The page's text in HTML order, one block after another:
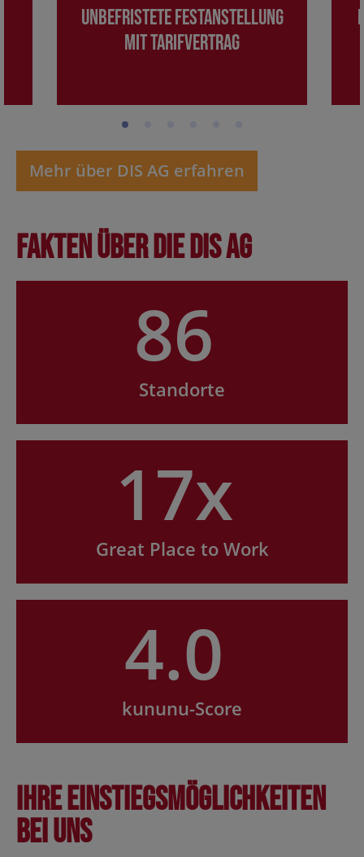
Unbefristete Festanstellung
mit Tarifvertrag
Mehr über DIS AG erfahren
Fakten über die DIS AG
86
Standorte
17x
Great Place to Work
4.0
kununu-Score
Ihre Einstiegsmöglichkeiten
bei uns